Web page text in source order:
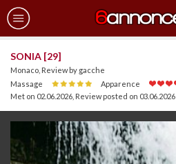
SONIA [29]
Monaco, Review by gacche
Massage
Apparence
Met on 02.06.2026 Review posted on 03.06.2026